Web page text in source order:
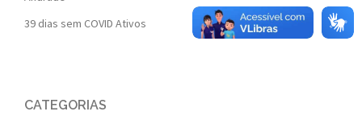
39 dias sem COVID Ativos
CATEGORIAS